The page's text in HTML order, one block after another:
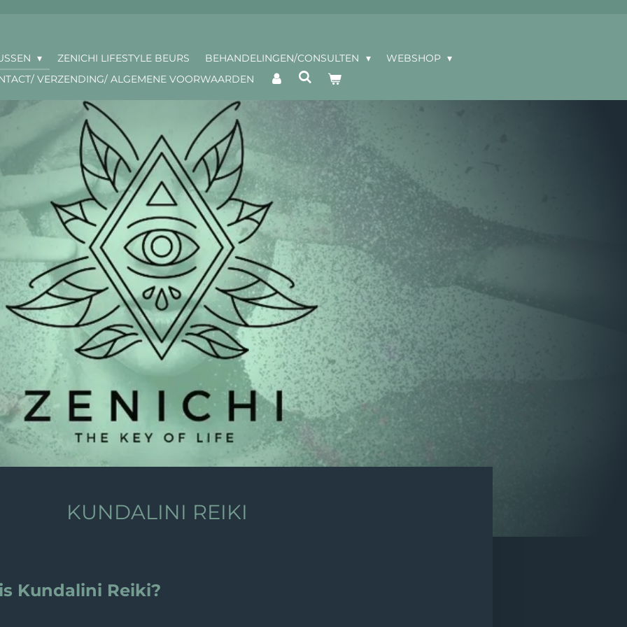
ZENICHI LIFESTYLE BEURS BEHANDELINGEN/CONSULTEN
WEBSHOP
VERZENDING/ ALGEMENE VOORWAARDEN
KUNDALINI REIKI
Kundalini Reiki?